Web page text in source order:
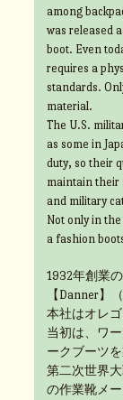
among
was released
boot. Even
requires a
standards.
material.
The U.S.
as some in
duty, so their
maintain their
and military
Not only in
a fashion
1932年創業
【Danner】
本社はオレゴ
当初は、ワ
ークブーツを
第二次世界
の作業靴メ